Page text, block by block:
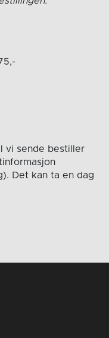
vi sende bestiller
Det kan ta en dag